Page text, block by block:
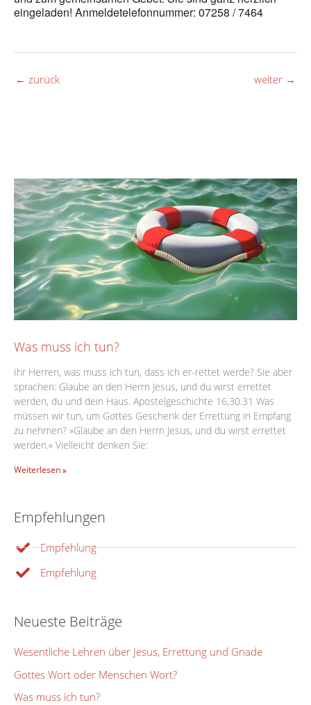
eingeladen! Anmeldetelefonnummer: 07258 / 7464
← zurück weiter →
Was muss ich tun?
Ihr Herren, was muss ich tun, dass ich er-rettet werde? Sie aber
sprachen: Glaube an den Herrn Jesus, und du wirst errettet
werden, du und dein Haus. Apostelgeschichte 16,30.31 Was
müssen wir tun, um Gottes Geschenk der Errettung in Empfang
zu nehmen? »Glaube an den Herrn Jesus, und du wirst errettet
werden.« Vielleicht denken Sie:
Weiterlesen »
Empfehlungen
Empfehlung
Empfehlung
Neueste Beiträge
Wesentliche Lehren über Jesus, Errettung und Gnade
Gottes Wort oder Menschen Wort?
Was muss ich tun?